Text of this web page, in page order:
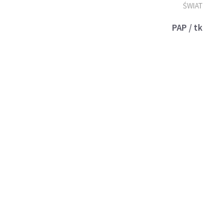
ŚWIAT
PAP / tk